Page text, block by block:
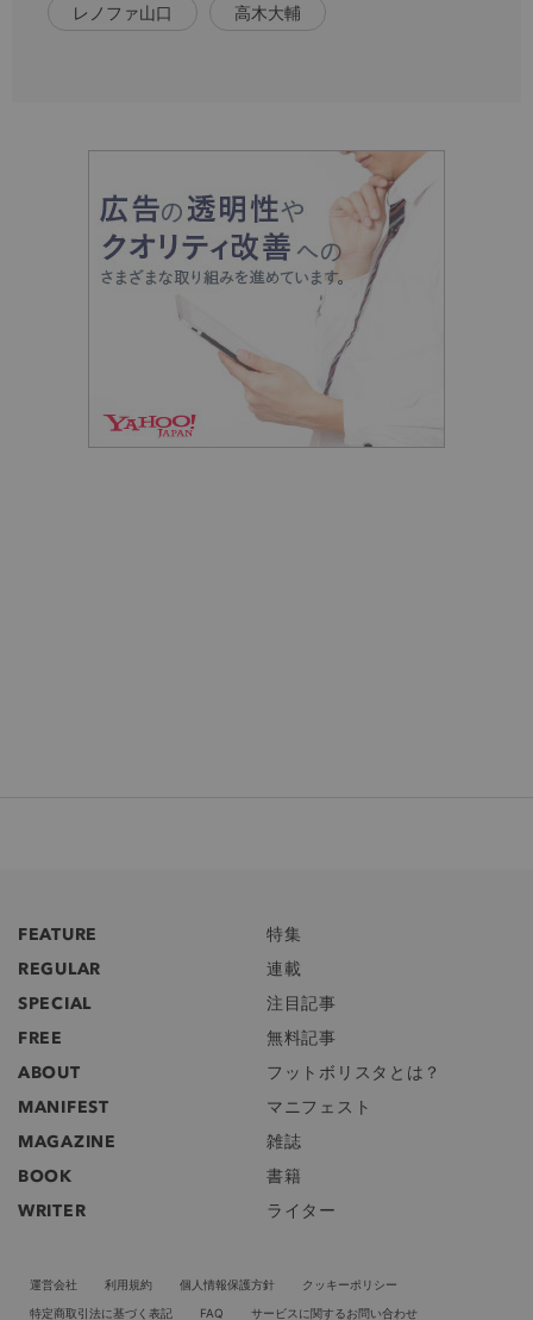
レノファ山口 高木大輔
FEATURE
特集
REGULAR
連載
SPECIAL
注目記事
FREE
無料記事
ABOUT
フットボリスタとは？
MANIFEST
マニフェスト
MAGAZINE
雑誌
BOOK
書籍
WRITER
ライター
運営会社 利用規約 個人情報保護方針
クッキーポリシー
特定商取引法に基づく表記
FAQ サービスに関するお問い合わせ